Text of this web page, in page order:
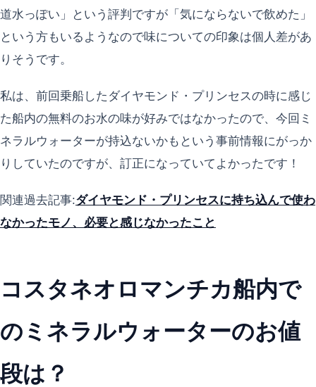
道水っぽい」という評判ですが「気にならないで飲めた」
という方もいるようなので味についての印象は個人差があ
りそうです。
私は、前回乗船したダイヤモンド・プリンセスの時に感じ
た船内の無料のお水の味が好みではなかったので、今回ミ
ネラルウォーターが持込ないかもという事前情報にがっか
りしていたのですが、訂正になっていてよかったです！
関連過去記事:ダイヤモンド・プリンセスに持ち込んで使わ
なかったモノ、必要と感じなかったこと
コスタネオロマンチカ船内で
のミネラルウォーターのお値
段は？